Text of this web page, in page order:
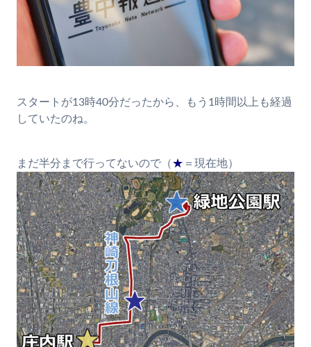
スタートが13時40分だったから、もう1時間以上も経過
していたのね。
まだ半分まで行ってないので（★ ＝現在地）